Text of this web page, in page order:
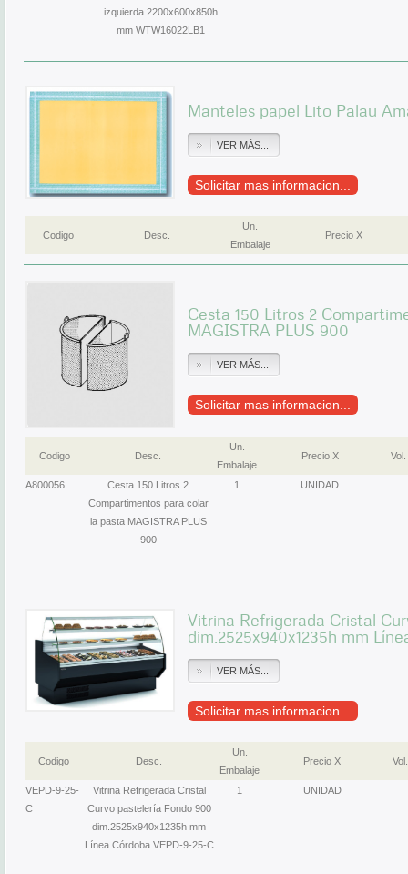
izquierda 2200x600x850h
mm WTW16022LB1
Manteles papel Lito Palau
VER MÁS...
Solicitar mas informacion...
Codigo Desc.
Un.
Embalaje
Precio X
Cesta 150 Litros 2
MAGISTRA PLUS 900
VER MÁS...
Solicitar mas informacion...
Codigo Desc.
Un.
Embalaje
Precio X Vol.
A800056
Cesta 150 Litros 2
Compartimentos para colar
la pasta MAGISTRA PLUS
900
1 UNIDAD
Vitrina Refrigerada Cristal
dim.2525x940x1235h mm
VER MÁS...
Solicitar mas informacion...
Codigo Desc.
Un.
Embalaje
Precio X Vol.
VEPD-9-25-
C
Vitrina Refrigerada Cristal
Curvo pastelería Fondo 900
dim.2525x940x1235h mm
Línea Córdoba VEPD-9-25-C
1 UNIDAD